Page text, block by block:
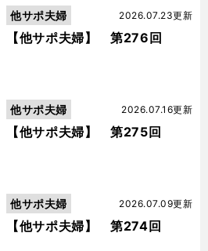
【他サポ夫婦】 第276回
2026.07.23更新
他サポ夫婦
【他サポ夫婦】 第275回
2026.07.16更新
他サポ夫婦
【他サポ夫婦】 第274回
2026.07.09更新
他サポ夫婦